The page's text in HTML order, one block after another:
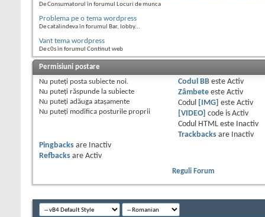
De Consumatorul în forumul Locuri de munca
Problema pe o tema wordpress
De catalindeva în forumul Bar, lobby...
Vant tema wordpress
De c0s în forumul Continut web
Permisiuni postare
Nu puteţi posta subiecte noi.
Nu puteţi răspunde la subiecte
Nu puteţi adăuga ataşamente
Nu puteţi modifica posturile proprii
Codul BBeste Activ
Zâmbeteeste Activ
Codul
[IMG] este Activ
[VIDEO]
code is Activ
Codul HTML este
Inactiv
Trackbacksare
Inactiv
Pingbacks are
Inactiv
Refbacks are Activ
Reguli Forum